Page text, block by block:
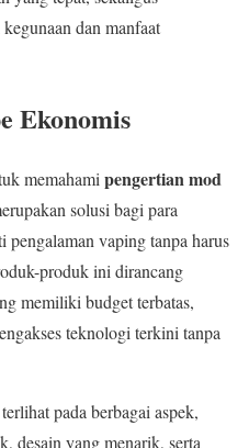
dan manfaat
Ekonomis
memahami pengertian mod
solusi bagi para
vaping tanpa harus
produk ini dirancang
memiliki budget terbatas,
teknologi terkini tanpa
terlihat pada berbagai aspek,
desain yang menarik, serta